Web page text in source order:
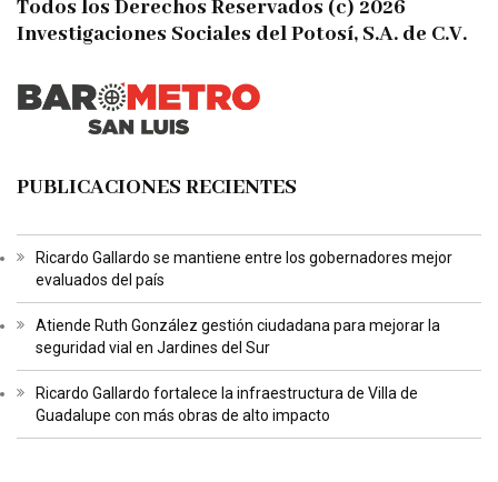
Todos los Derechos Reservados (c) 2026
Investigaciones Sociales del Potosí, S.A. de C.V.
PUBLICACIONES RECIENTES
Ricardo Gallardo se mantiene entre los gobernadores mejor
evaluados del país
Atiende Ruth González gestión ciudadana para mejorar la
seguridad vial en Jardines del Sur
Ricardo Gallardo fortalece la infraestructura de Villa de
Guadalupe con más obras de alto impacto